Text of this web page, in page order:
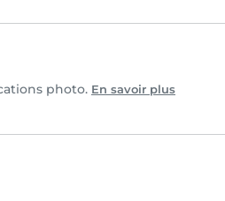
photo. En savoir plus